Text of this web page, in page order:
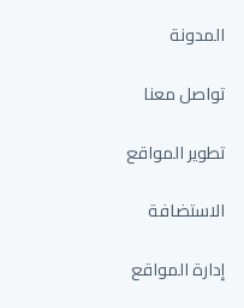
المدونة
تواصل معنا
تطوير المواقع
الاستضافة
إدارة المواقع